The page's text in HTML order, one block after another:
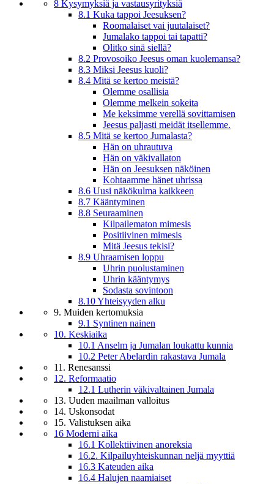
8 Kysymyksiä ja vastausyrityksiä
8.1 Kuka tappoi Jeesuksen?
Roomalaiset vai juutalaiset?
Jumalako tappoi tai tapatti?
Olitko sinä siellä?
8.2 Provosoiko Jeesus oman kuolemansa?
8.3 Miksi Jeesus kuoli?
8.4 Mitä se kertoo meistä?
Olemme osallisia
Olemme melkein sokeita
Me keksimme verellä sovittamisen
Jeesus paljasti meidät itsellemme.
8.5 Mitä se kertoo Jumalasta?
Hän on uhrautuva
Hän on väkivallaton
Hän on Jeesuksen näköinen
Kohtaamme hänet uhrissa
8.6 Uusi näkökulma kaikkeen
8.7 Kääntyminen
8.8 Seuraaminen
Kilpailematon mimesis
Positiivinen mimesis
Mitä Jeesus tekisi?
8.9 Uhraamisen loppu
Uhrin puolustaminen
Uhrin kääntymys
Sodasta sovintoon
8.10 Yhteisyyden alku
9. Muiden kertomuksia
9.1 Syntinen nainen
10. Keskiaika
10.1 Anselm ja Jumalan loukattu kunnia
10.2 Peter Abelardin rakastava Jumala
11. Renesanssi
12. Reformaatio
12.1 Lutherin väkivaltainen Jumala
13. Uuden maailman valloitus
14. Uskonsodat
15. Valistuksen aika
16 Moderni aika
16.1 Kollektiivinen anoreksia
16.2. Kilpailuyhteiskunnan neljä myyttiä
16.3 Kateuden aika
16.4 Halujen naamiaiset